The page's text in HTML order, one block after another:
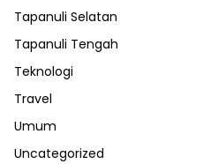
Tapanuli Selatan
Tapanuli Tengah
Teknologi
Travel
Umum
Uncategorized